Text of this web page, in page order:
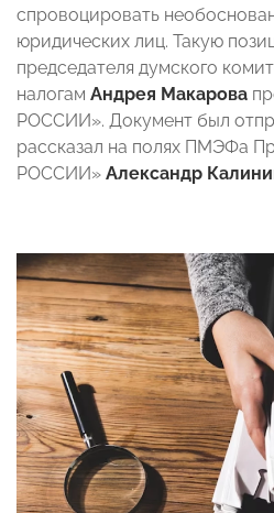
спровоцировать
юридических лиц. Такую
председателя думского
налогам Андрея Макарова
РОССИИ». Документ был
рассказал на полях ПМЭФа
РОССИИ» Александр